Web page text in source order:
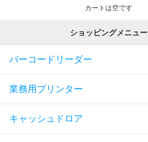
カートは空です
ショッピングメニュー
バーコードリーダー
業務用プリンター
キャッシュドロア